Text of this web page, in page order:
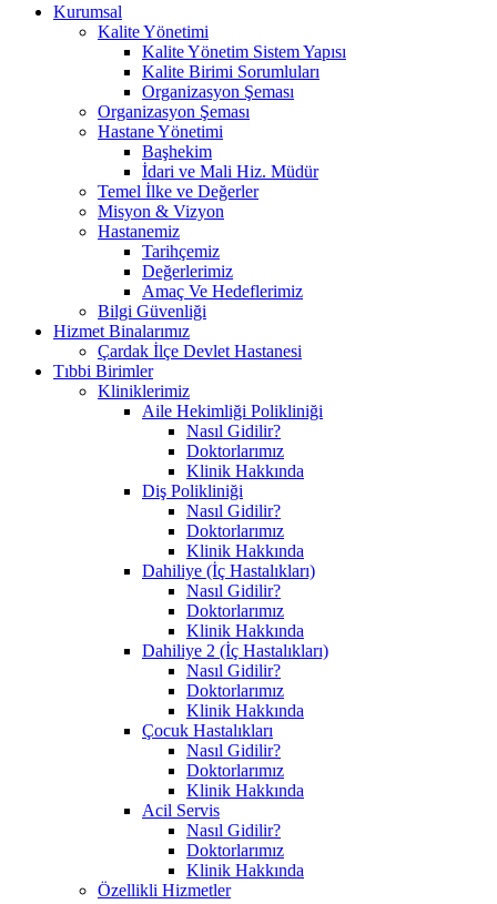
Kurumsal
Kalite Yönetimi
Kalite Yönetim Sistem Yapısı
Kalite Birimi Sorumluları
Organizasyon Şeması
Organizasyon Şeması
Hastane Yönetimi
Başhekim
İdari ve Mali Hiz. Müdür
Temel İlke ve Değerler
Misyon & Vizyon
Hastanemiz
Tarihçemiz
Değerlerimiz
Amaç Ve Hedeflerimiz
Bilgi Güvenliği
Hizmet Binalarımız
Çardak İlçe Devlet Hastanesi
Tıbbi Birimler
Kliniklerimiz
Aile Hekimliği Polikliniği
Nasıl Gidilir?
Doktorlarımız
Klinik Hakkında
Diş Polikliniği
Nasıl Gidilir?
Doktorlarımız
Klinik Hakkında
Dahiliye (İç Hastalıkları)
Nasıl Gidilir?
Doktorlarımız
Klinik Hakkında
Dahiliye 2 (İç Hastalıkları)
Nasıl Gidilir?
Doktorlarımız
Klinik Hakkında
Çocuk Hastalıkları
Nasıl Gidilir?
Doktorlarımız
Klinik Hakkında
Acil Servis
Nasıl Gidilir?
Doktorlarımız
Klinik Hakkında
Özellikli Hizmetler